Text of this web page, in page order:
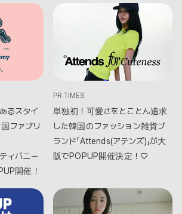
るスタイ
ファブリ
ィバニー
開催！
PR TIMES
単独初！可愛さをとことん追求
した韓国のファッション雑貨ブ
ランド「Attends(アテンズ)」が大
阪でPOPUP開催決定！♡